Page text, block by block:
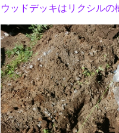
ウッドデッキはリクシルの